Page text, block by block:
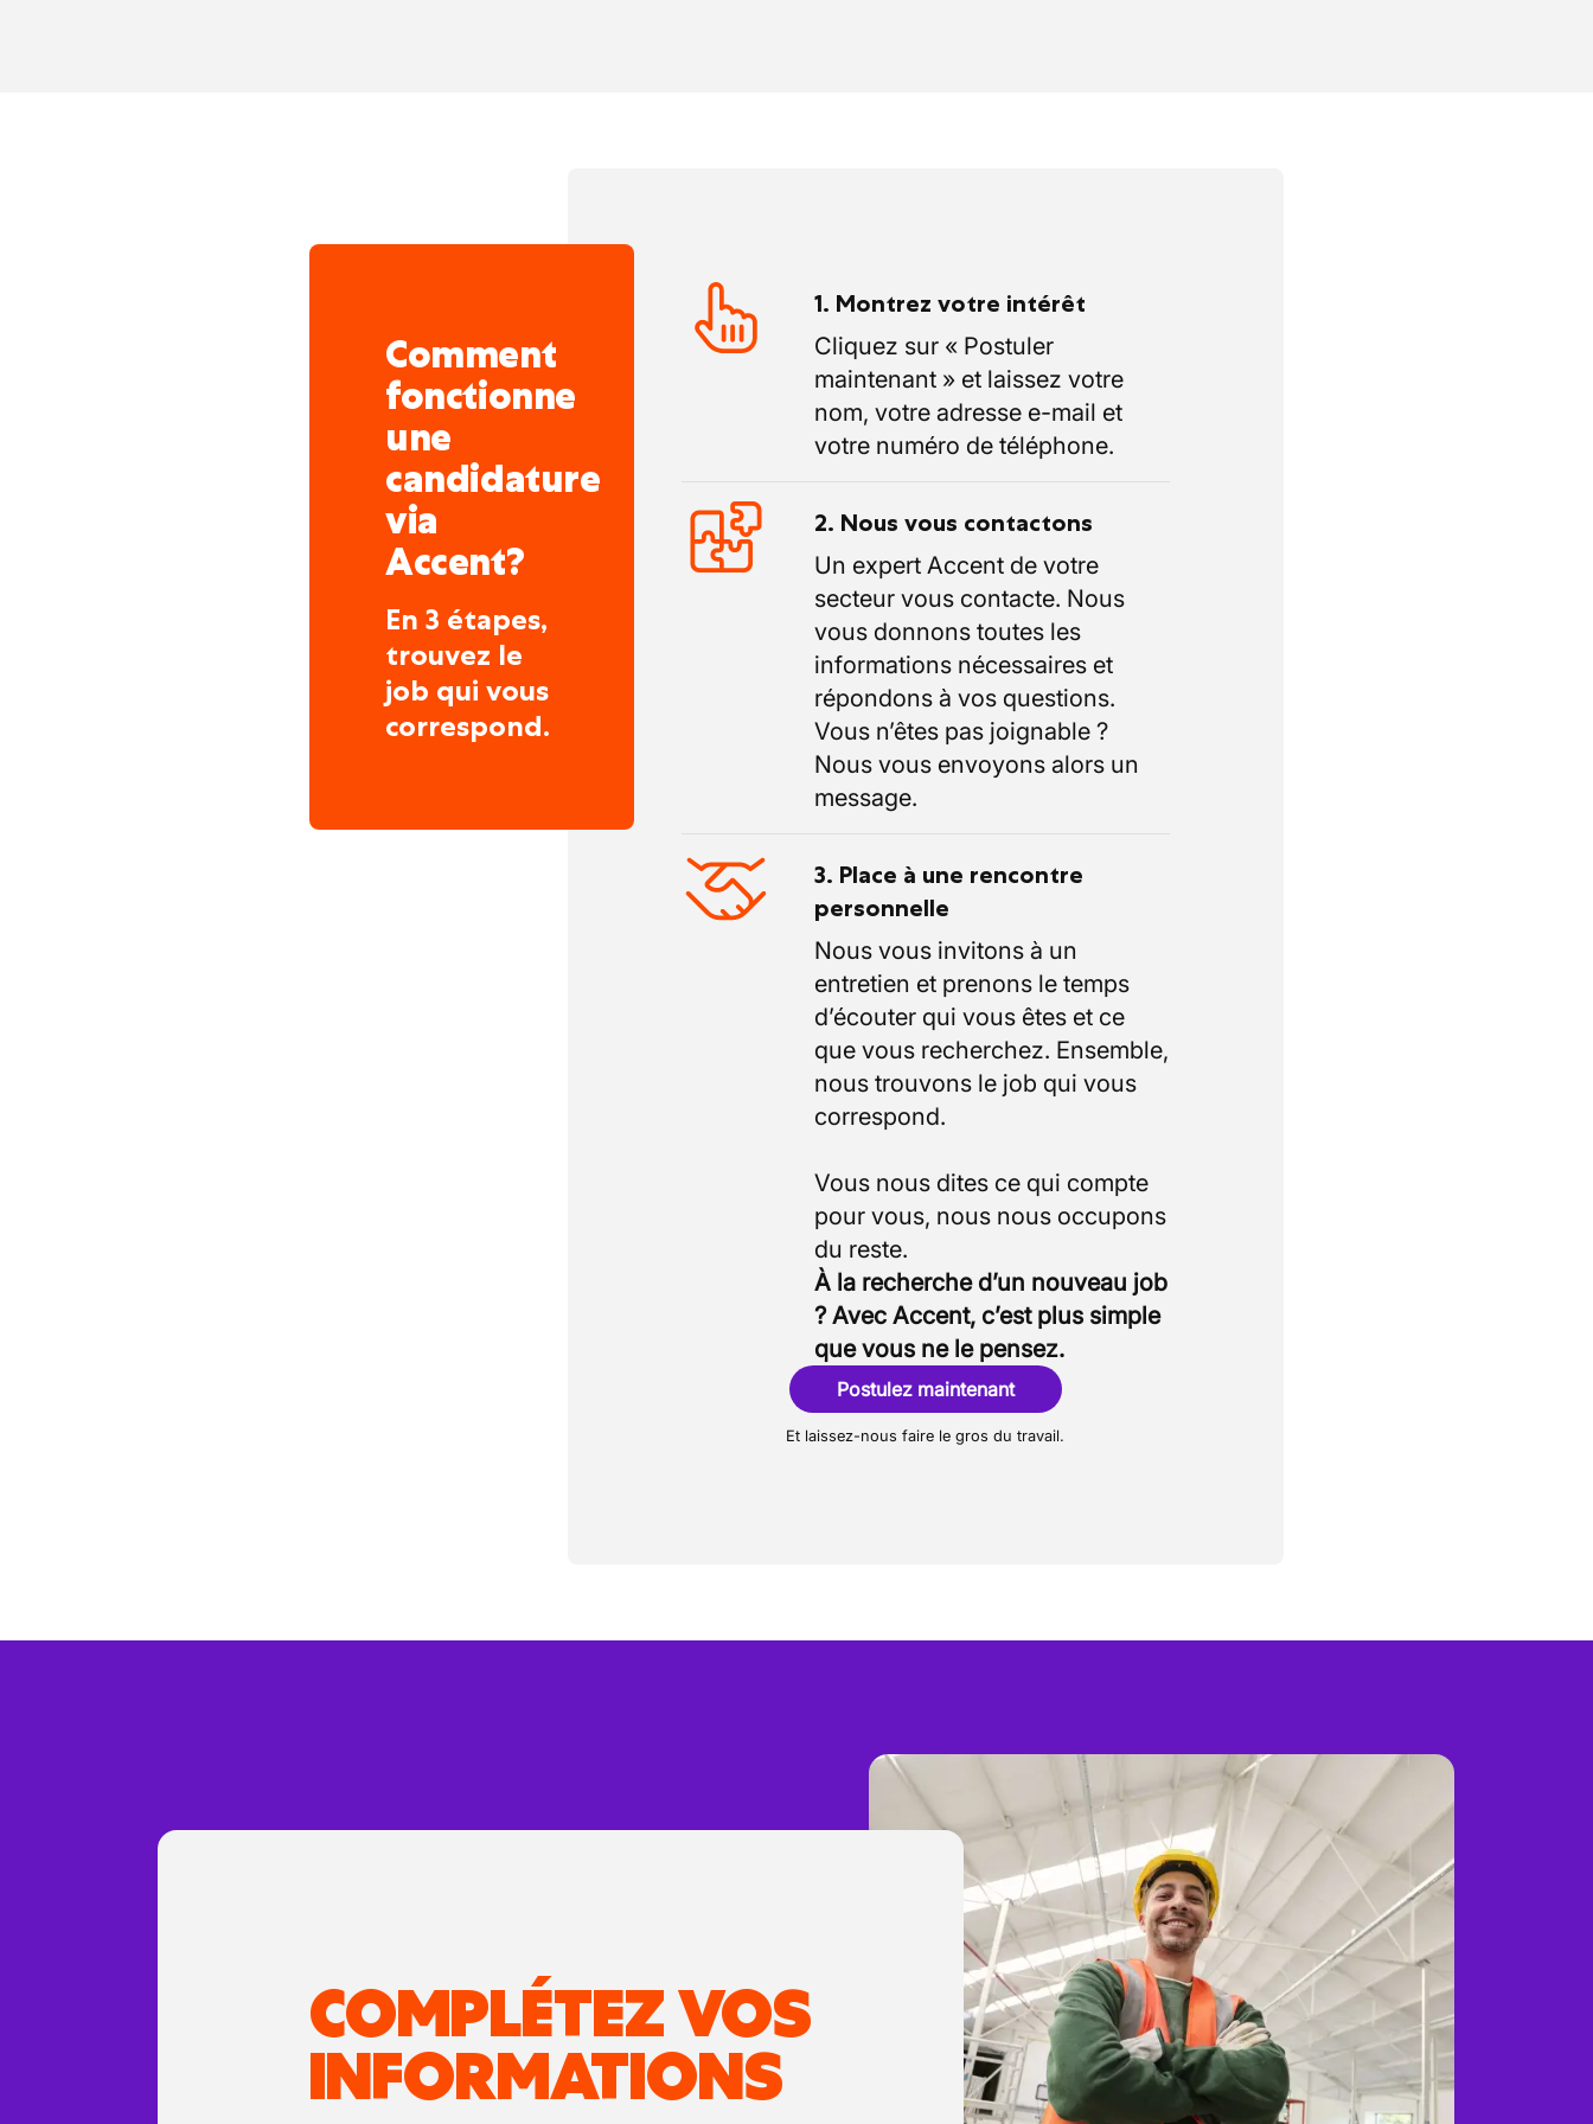
Comment
fonctionne
une
candidature
via
Accent?
En 3 étapes,
trouvez le
job qui vous
correspond.
1. Montrez votre intérêt
Cliquez sur « Postuler
maintenant » et laissez votre
nom, votre adresse e-mail et
votre numéro de téléphone.
2. Nous vous contactons
Un expert Accent de votre
secteur vous contacte. Nous
vous donnons toutes les
informations nécessaires et
répondons à vos questions.
Vous n’êtes pas joignable ?
Nous vous envoyons alors un
message.
3. Place à une rencontre
personnelle
Nous vous invitons à un
entretien et prenons le temps
d’écouter qui vous êtes et ce
que vous recherchez. Ensemble,
nous trouvons le job qui vous
correspond.
Vous nous dites ce qui compte
pour vous, nous nous occupons
À la recherche d’un nouveau job
? Avec Accent, c’est plus simple
que vous ne le pensez.
Postulez maintenant
Et laissez-nous faire le gros du travail.
COMPLÉTEZ VOS
INFORMATIONS